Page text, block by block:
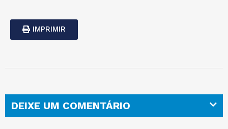
IMPRIMIR
DEIXE UM COMENTÁRIO